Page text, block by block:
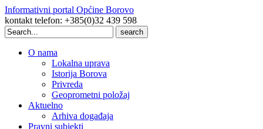
Informativni portal Općine Borovo
kontakt telefon: +385(0)32 439 598
Search
for:
O nama
Lokalna uprava
Istorija Borova
Privreda
Geoprometni položaj
Aktuelno
Arhiva događaja
Pravni subjekti